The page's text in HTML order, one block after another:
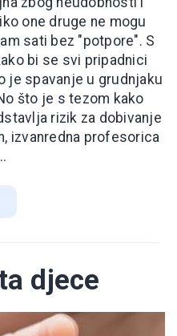
one druge ne mogu
sati bez "potpore". S
bi se svi pripadnici
je spavanje u grudnjaku
što je s tezom kako
rizik za dobivanje
izvanredna profesorica
djece